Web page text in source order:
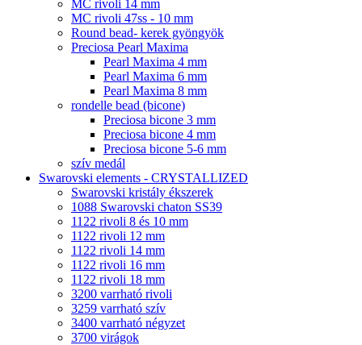
MC rivoli 14 mm
MC rivoli 47ss - 10 mm
Round bead- kerek gyöngyök
Preciosa Pearl Maxima
Pearl Maxima 4 mm
Pearl Maxima 6 mm
Pearl Maxima 8 mm
rondelle bead (bicone)
Preciosa bicone 3 mm
Preciosa bicone 4 mm
Preciosa bicone 5-6 mm
szív medál
Swarovski elements - CRYSTALLIZED
Swarovski kristály ékszerek
1088 Swarovski chaton SS39
1122 rivoli 8 és 10 mm
1122 rivoli 12 mm
1122 rivoli 14 mm
1122 rivoli 16 mm
1122 rivoli 18 mm
3200 varrható rivoli
3259 varrható szív
3400 varrható négyzet
3700 virágok